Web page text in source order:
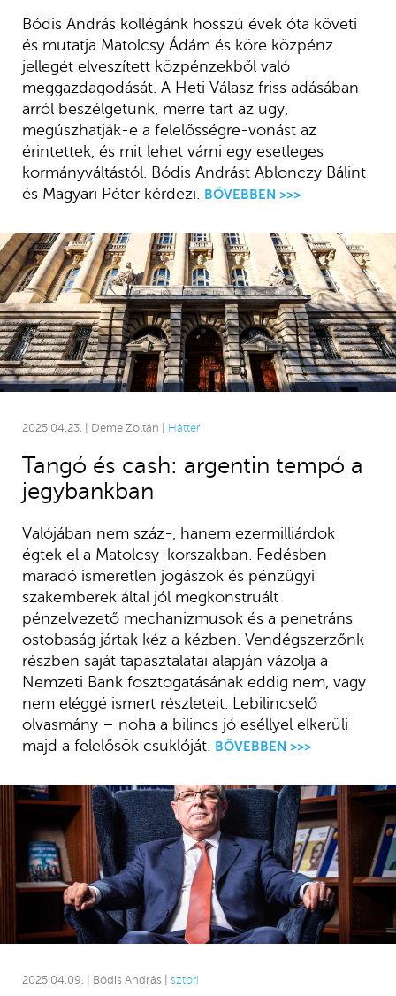
Bódis András kollégánk hosszú évek óta követi
és mutatja Matolcsy Ádám és köre közpénz
jellegét elveszített közpénzekből való
meggazdagodását. A Heti Válasz friss adásában
arról beszélgetünk, merre tart az ügy,
megúszhatják-e a felelősségre-vonást az
érintettek, és mit lehet várni egy esetleges
kormányváltástól. Bódis Andrást Ablonczy Bálint
és Magyari Péter kérdezi.
BŐVEBBEN >>>
2025.04.23. | Deme Zoltán | Háttér
Tangó és cash: argentin tempó a
jegybankban
Valójában nem száz-, hanem ezermilliárdok
égtek el a Matolcsy-korszakban. Fedésben
maradó ismeretlen jogászok és pénzügyi
szakemberek által jól megkonstruált
pénzelvezető mechanizmusok és a penetráns
ostobaság jártak kéz a kézben. Vendégszerzőnk
részben saját tapasztalatai alapján vázolja a
Nemzeti Bank fosztogatásának eddig nem, vagy
nem eléggé ismert részleteit. Lebilincselő
olvasmány – noha a bilincs jó eséllyel elkerüli
majd a felelősök csuklóját. BŐVEBBEN >>>
2025.04.09. | Bódis András | sztori